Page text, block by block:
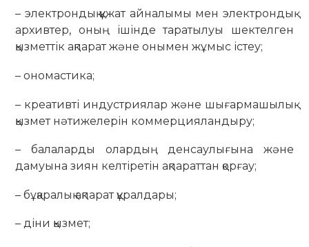
– электрондық құжат айналымы мен электрондық
архивтер, оның ішінде таратылуы шектелген
қызметтік ақпарат және онымен жұмыс істеу;
– ономастика;
– креативті индустриялар және шығармашылық
қызмет нәтижелерін коммерцияландыру;
– балаларды олардың денсаулығына және
дамуына зиян келтіретін ақпараттан қорғау;
– бұқаралық ақпарат құралдары;
– діни қызмет;